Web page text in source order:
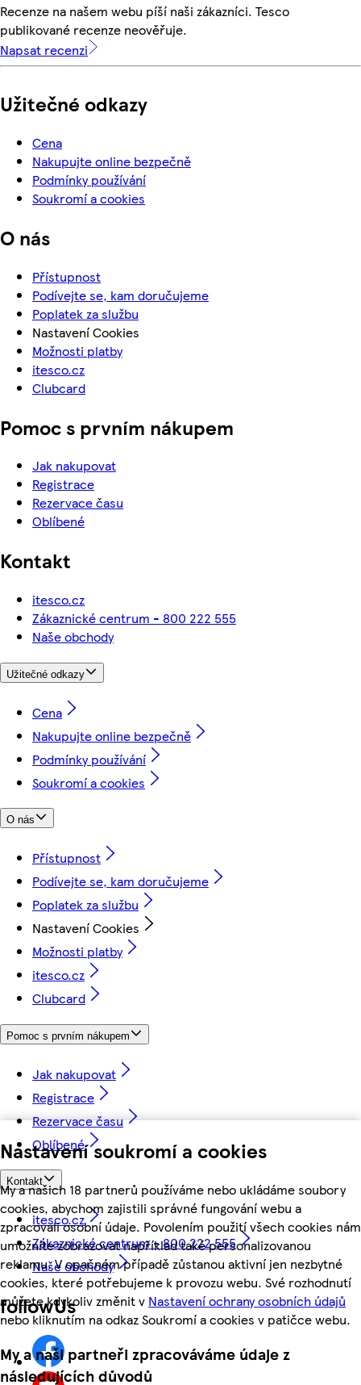
Nastavení soukromí a cookies
My a našich 18 partnerů používáme nebo ukládáme soubory
cookies, abychom zajistili správné fungování webu a
zpracovali osobní údaje. Povolením použití všech cookies nám
umožníte zobrazovat například také personalizovanou
reklamu. V opačném případě zůstanou aktivní jen nezbytné
cookies, které potřebujeme k provozu webu. Své rozhodnutí
můžete kdykoliv změnit v Nastavení ochrany osobních údajů
nebo kliknutím na odkaz Soukromí a cookies v patičce webu.
My a naši partneři zpracováváme údaje z
následujících důvodů
Recenze na našem webu píší naši zákazníci. Tesco
publikované recenze neověřuje.
Napsat recenzi
Užitečné odkazy
Cena
Nakupujte online bezpečně
Podmínky používání
Soukromí a cookies
O nás
Přístupnost
Podívejte se, kam doručujeme
Poplatek za službu
Nastavení Cookies
Možnosti platby
itesco.cz
Clubcard
Pomoc s prvním nákupem
Jak nakupovat
Registrace
Rezervace času
Oblíbené
Kontakt
itesco.cz
Zákaznické centrum - 800 222 555
Naše obchody
Užitečné odkazy
Cena
Nakupujte online bezpečně
Podmínky používání
Soukromí a cookies
O nás
Přístupnost
Podívejte se, kam doručujeme
Poplatek za službu
Nastavení Cookies
Možnosti platby
itesco.cz
Clubcard
Pomoc s prvním nákupem
Jak nakupovat
Registrace
Rezervace času
Oblíbené
Kontakt
itesco.cz
Zákaznické centrum - 800 222 555
Naše obchody
followUs